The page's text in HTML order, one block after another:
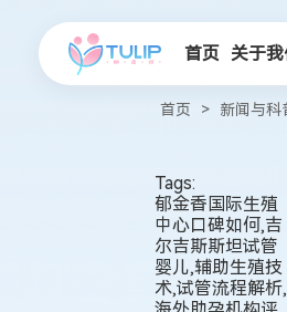
首页 关于
首页 > 新闻与科
Tags:
郁金香国际生殖
中心口碑如何,吉
尔吉斯斯坦试管
婴儿,辅助生殖技
术,试管流程解析,